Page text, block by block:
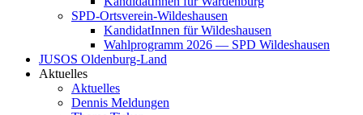
SPD-Orts­­ver­­ein-Wil­­des­hau­­sen
Kan­di­da­tIn­nen für Wil­des­hau­sen
Wahl­pro­gramm 2026 — SPD Wil­des­hau­sen
JUSOS Olden­­burg-Land
Aktu­el­les
Aktu­el­les
Den­nis Mel­dun­gen